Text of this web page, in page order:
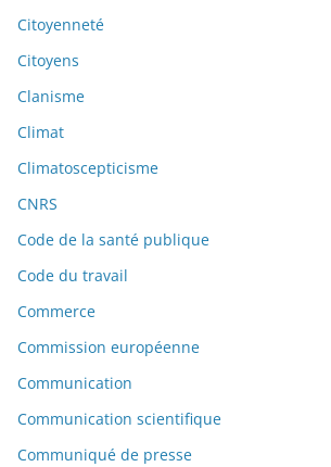
Citoyenneté
Citoyens
Clanisme
Climat
Climatoscepticisme
CNRS
Code de la santé publique
Code du travail
Commerce
Commission européenne
Communication
Communication scientifique
Communiqué de presse